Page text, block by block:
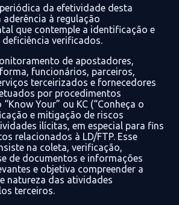
da efetividade desta
aderência à regulação
que contemple a identificação e
deficiência verificados.
de apostadores,
funcionários, parceiros,
terceirizados e fornecedores
por procedimentos
“Know Your” ou KC (“Conheça o
e mitigação de riscos
ilícitas, em especial para fins
relacionados à LD/FTP. Esse
na coleta, verificação,
de documentos e informações
e objetiva compreender a
natureza das atividades
terceiros.